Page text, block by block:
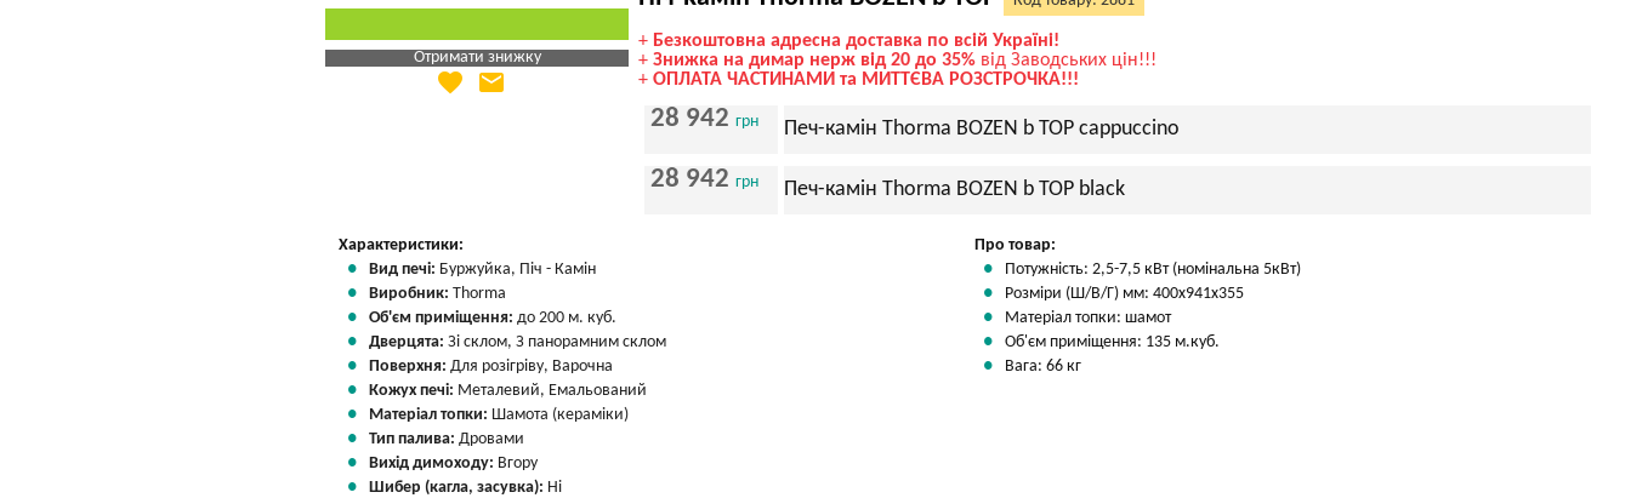
Отримати знижку
Яка Ваша ціна
favorite email
+ Безкоштовна адресна доставка по всій Україні!
+ Знижка на димар нерж від 20 до 35% від Заводських цін!!!
+ ОПЛАТА ЧАСТИНАМИ та МИТТЄВА РОЗСТРОЧКА!!!
28 942 грн Печ-камін Thorma BOZEN b TOP cappuccino
28 942 грн Печ-камін Thorma BOZEN b TOP black
Характеристики:
Вид печі: Буржуйка, Піч - Камін
Виробник: Thorma
Об'єм приміщення: до 200 м. куб.
Дверцята: Зі склом, З панорамним склом
Поверхня: Для розігріву, Варочна
Кожух печі: Металевий, Емальований
Матеріал топки: Шамота (кераміки)
Тип палива: Дровами
Вихід димоходу: Вгору
Шибер (кагла, засувка): Ні
Про товар:
Потужність: 2,5-7,5 кВт (номінальна 5кВт)
Розміри (Ш/В/Г) мм: 400х941х355
Матеріал топки: шамот
Об'єм приміщення: 135 м.куб.
Вага: 66 кг